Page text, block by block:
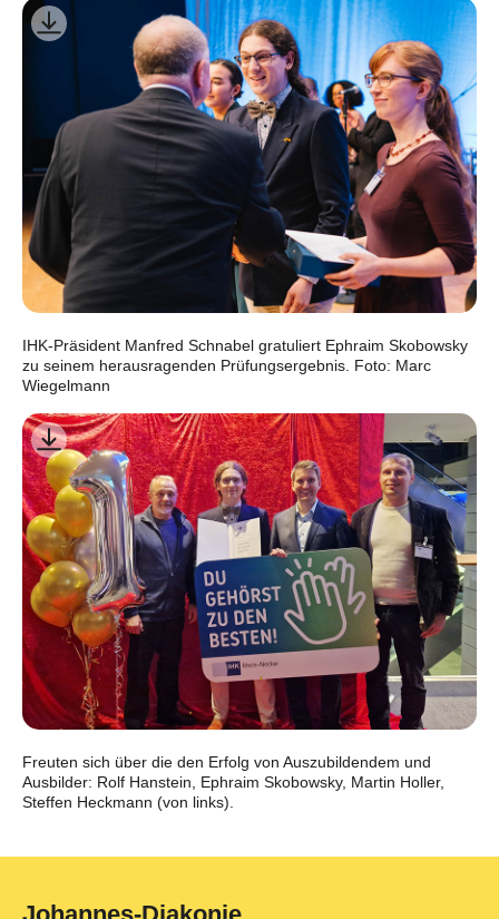
IHK-Präsident Manfred Schnabel gratuliert Ephraim Skobowsky
zu seinem herausragenden Prüfungsergebnis. Foto: Marc
Wiegelmann
Freuten sich über die den Erfolg von Auszubildendem und
Ausbilder: Rolf Hanstein, Ephraim Skobowsky, Martin Holler,
Steffen Heckmann (von links).